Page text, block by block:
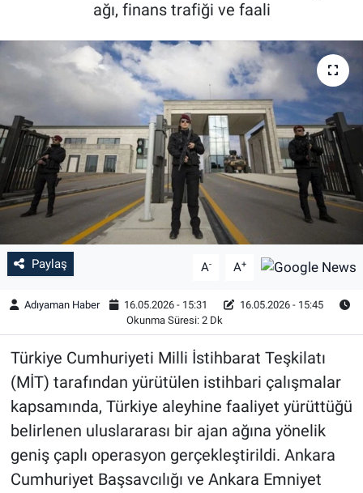
ağı, finans trafiği ve faali
Paylaş A- A+
Adıyaman Haber 16.05.2026 - 15:31
16.05.2026 - 15:45
Okunma Süresi: 2 Dk
Türkiye Cumhuriyeti Milli İstihbarat Teşkilatı
(MİT) tarafından yürütülen istihbari çalışmalar
kapsamında, Türkiye aleyhine faaliyet yürüttüğü
belirlenen uluslararası bir ajan ağına yönelik
geniş çaplı operasyon gerçekleştirildi. Ankara
Cumhuriyet Başsavcılığı ve Ankara Emniyet
Ekonomi
Yaşam
Çevre
BİLİM VE TEKNOLOJİ
Şambayat Haber